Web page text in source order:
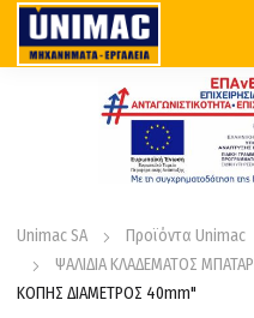
Unimac SA Προϊόντα Unimac
ΨΑΛΙΔΙΑ ΚΛΑΔΕΜΑΤΟΣ
ΚΟΠΗΣ ΔΙΑΜΕΤΡΟΣ 40mm"